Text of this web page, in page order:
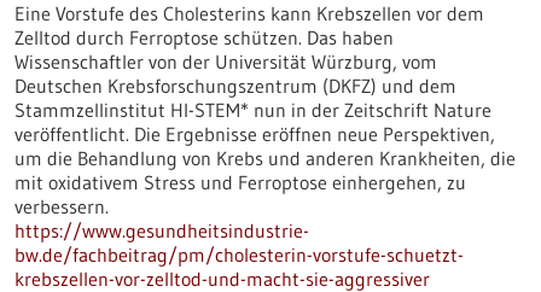
Eine Vorstufe des Cholesterins kann Krebszellen vor dem
Zelltod durch Ferroptose schützen. Das haben
Wissenschaftler von der Universität Würzburg, vom
Deutschen Krebsforschungszentrum (DKFZ) und dem
Stammzellinstitut HI-STEM* nun in der Zeitschrift Nature
veröffentlicht. Die Ergebnisse eröffnen neue Perspektiven,
um die Behandlung von Krebs und anderen Krankheiten, die
mit oxidativem Stress und Ferroptose einhergehen, zu
verbessern.
https://www.gesundheitsindustrie-
bw.de/fachbeitrag/pm/cholesterin-vorstufe-schuetzt-
krebszellen-vor-zelltod-und-macht-sie-aggressiver